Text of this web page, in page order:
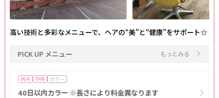
高い技術と多彩なメニューで、ヘアの“美”と“健康”をサポート☆
PICK UP メニュー もっとみる
再来 特典 カラー
40日以内カラー ※長さにより料金異なります